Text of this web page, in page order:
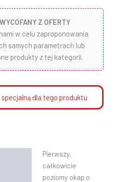
Z OFERTY
w celu zaproponowania
samych parametrach lub
produkty z tej kategorii.
dla tego produktu
Pierwszy,
całkowicie
poziomy okap o